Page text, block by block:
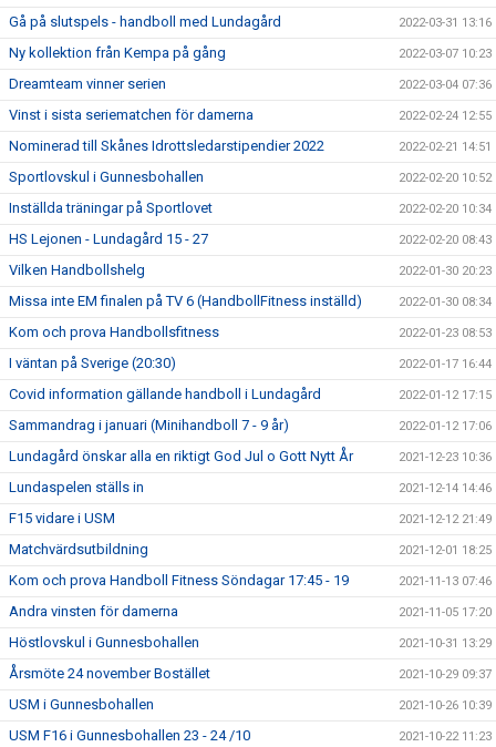
Gå på slutspels - handboll med Lundagård 2022-03-31 13:16
Ny kollektion från Kempa på gång 2022-03-07 10:23
Dreamteam vinner serien 2022-03-04 07:36
Vinst i sista seriematchen för damerna 2022-02-24 12:55
Nominerad till Skånes Idrottsledarstipendier 2022 2022-02-21 14:51
Sportlovskul i Gunnesbohallen 2022-02-20 10:52
Inställda träningar på Sportlovet 2022-02-20 10:34
HS Lejonen - Lundagård 15 - 27 2022-02-20 08:43
Vilken Handbollshelg 2022-01-30 20:23
Missa inte EM finalen på TV 6 (HandbollFitness inställd) 2022-01-30 08:34
Kom och prova Handbollsfitness 2022-01-23 08:53
I väntan på Sverige (20:30) 2022-01-17 16:44
Covid information gällande handboll i Lundagård 2022-01-12 17:15
Sammandrag i januari (Minihandboll 7 - 9 år) 2022-01-12 17:06
Lundagård önskar alla en riktigt God Jul o Gott Nytt År 2021-12-23 10:36
Lundaspelen ställs in 2021-12-14 14:46
F15 vidare i USM 2021-12-12 21:49
Matchvärdsutbildning 2021-12-01 18:25
Kom och prova Handboll Fitness Söndagar 17:45 - 19 2021-11-13 07:46
Andra vinsten för damerna 2021-11-05 17:20
Höstlovskul i Gunnesbohallen 2021-10-31 13:29
Årsmöte 24 november Bostället 2021-10-29 09:37
USM i Gunnesbohallen 2021-10-26 10:39
USM F16 i Gunnesbohallen 23 - 24 /10 2021-10-22 11:23